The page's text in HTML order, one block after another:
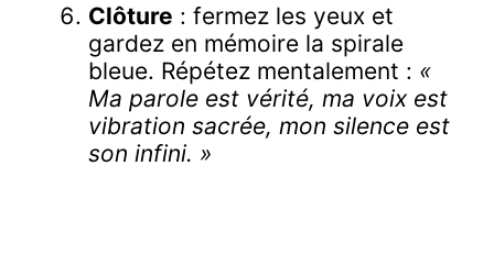
Clôture : fermez les yeux et
gardez en mémoire la spirale
bleue. Répétez mentalement : «
Ma parole est vérité, ma voix est
vibration sacrée, mon silence est
son infini. »